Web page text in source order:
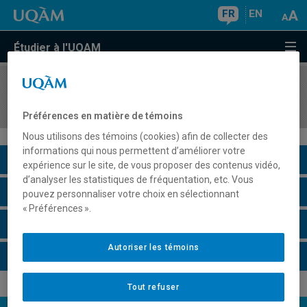
FR EN
Étudier à l'UQAM
COURS//
Description du cours
Horaire - Été 2026
Préférences en matière de témoins
Nous utilisons des témoins (cookies) afin de collecter des
informations qui nous permettent d’améliorer votre
expérience sur le site, de vous proposer des contenus vidéo,
d’analyser les statistiques de fréquentation, etc. Vous
pouvez personnaliser votre choix en sélectionnant
« Préférences ».
Tout refuser
Autoriser les témoins